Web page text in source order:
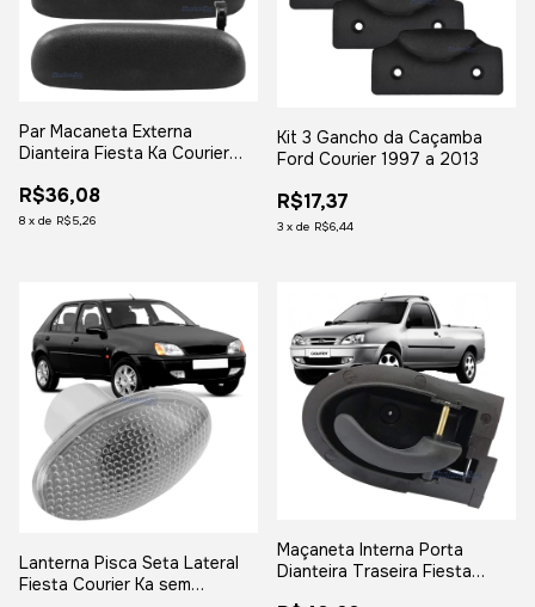
Par Macaneta Externa
Dianteira Fiesta Ka Courier
R$36,08
8 x de R$5,26
Kit 3 Gancho da Caçamba
Ford Courier 1997 a 2013
R$17,37
3 x de R$6,44
Lanterna Pisca Seta Lateral
Fiesta Courier Ka sem
Maçaneta Interna Porta
Dianteira Traseira Fiesta